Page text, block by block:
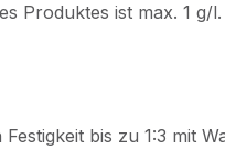
Produktes ist max. 1
bis zu 1:3 mit